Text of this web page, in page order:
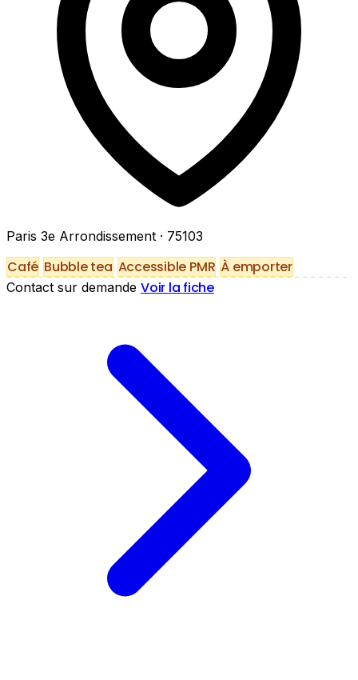
Paris 3e Arrondissement · 75103
Café Bubble tea Accessible PMR À emporter
Contact sur demande Voir la fiche